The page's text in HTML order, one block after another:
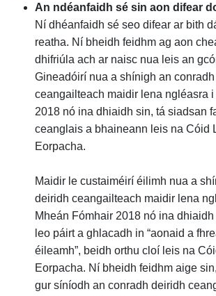
An ndéanfaidh sé sin aon difear
Ní dhéanfaidh sé seo difear ar bith
reatha. Ní bheidh feidhm ag aon
dhifriúla ach ar naisc nua leis an
Gineadóirí nua a shínigh an
ceangailteach maidir lena ngléasra
2018 nó ina dhiaidh sin, tá siadsan
ceanglais a bhaineann leis na Cóid
Eorpacha.
Maidir le custaiméirí éilimh nua a
deiridh ceangailteach maidir lena
Mheán Fómhair 2018 nó ina
leo páirt a ghlacadh in “aonaid a
éileamh”, beidh orthu cloí leis na
Eorpacha. Ní bheidh feidhm aige
gur síníodh an conradh deiridh